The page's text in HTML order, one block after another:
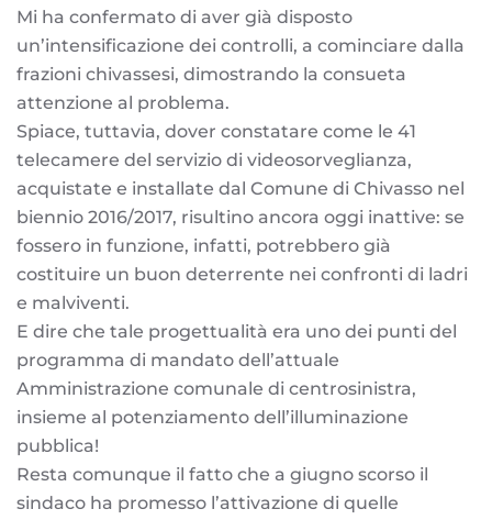
Mi ha confermato di aver già disposto
un’intensificazione dei controlli, a cominciare dalla
frazioni chivassesi, dimostrando la consueta
attenzione al problema.
Spiace, tuttavia, dover constatare come le 41
telecamere del servizio di videosorveglianza,
acquistate e installate dal Comune di Chivasso nel
biennio 2016/2017, risultino ancora oggi inattive: se
fossero in funzione, infatti, potrebbero già
costituire un buon deterrente nei confronti di ladri
e malviventi.
E dire che tale progettualità era uno dei punti del
programma di mandato dell’attuale
Amministrazione comunale di centrosinistra,
insieme al potenziamento dell’illuminazione
pubblica!
Resta comunque il fatto che a giugno scorso il
sindaco ha promesso l’attivazione di quelle